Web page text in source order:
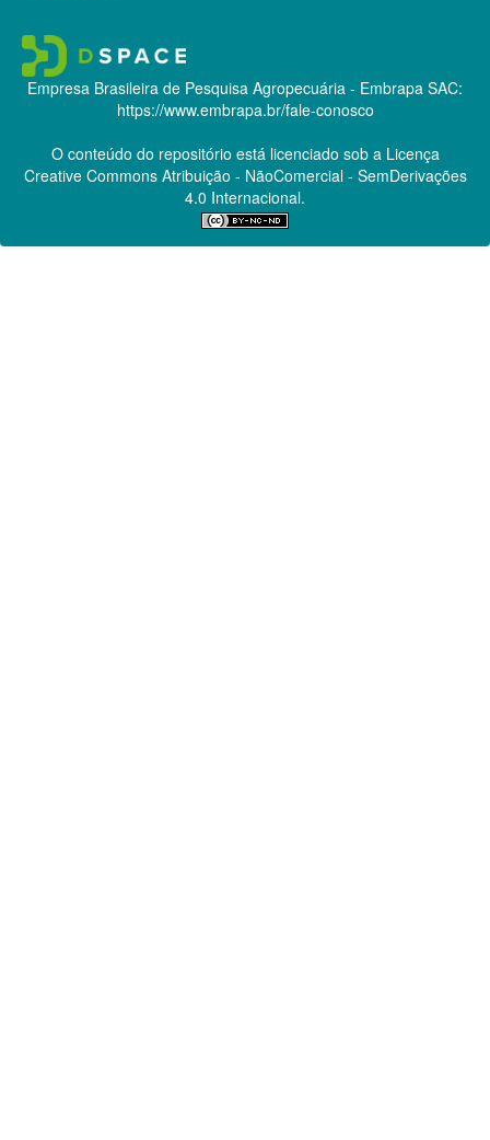
Empresa Brasileira de Pesquisa Agropecuária - Embrapa SAC:
https://www.embrapa.br/fale-conosco
O conteúdo do repositório está licenciado sob a Licença
Creative CommonsAtribuição - NãoComercial - SemDerivações
4.0 Internacional.